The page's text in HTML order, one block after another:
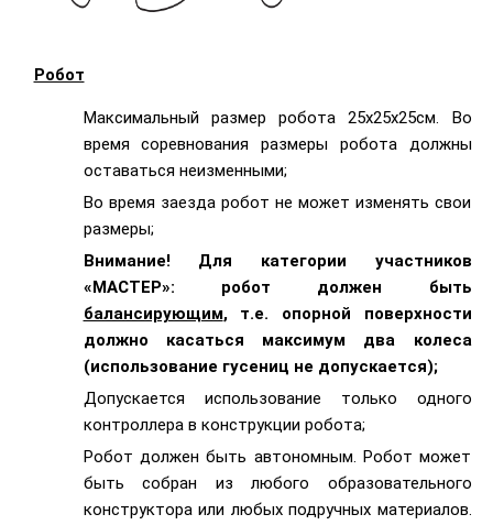
Робот
Максимальный размер робота 25х25х25см. Во
время соревнования размеры робота должны
оставаться неизменными;
Во время заезда робот не может изменять свои
размеры;
Внимание! Для категории участников
«МАСТЕР»: робот должен быть
балансирующим, т.е. опорной поверхности
должно касаться максимум два колеса
(использование гусениц не допускается);
Допускается использование только одного
контроллера в конструкции робота;
Робот должен быть автономным. Робот может
быть собран из любого образовательного
конструктора или любых подручных материалов.